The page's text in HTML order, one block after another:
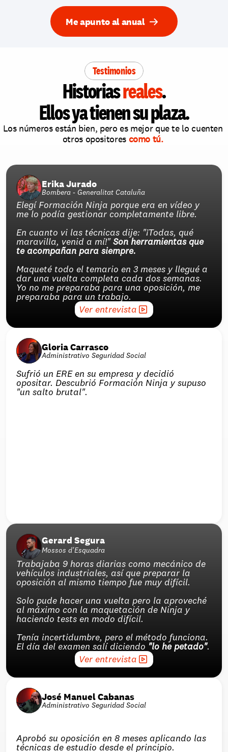
Me apunto al anual
Testimonios
Historias reales.
Ellos ya tienen su plaza.
Los números están bien, pero es mejor que te lo cuenten
otros opositores como tú.
Erika Jurado
Bombera - Generalitat Cataluña
Elegí Formación Ninja porque era en vídeo y
me lo podía gestionar completamente libre.
En cuanto vi las técnicas dije: "¡Todas, qué
maravilla, venid a mí!" Son herramientas que
te acompañan para siempre.
Maqueté todo el temario en 3 meses y llegué a
dar una vuelta completa cada dos semanas.
Yo no me preparaba para una oposición, me
preparaba para un trabajo.
Ver entrevista
Gloria Carrasco
Administrativo Seguridad Social
Sufrió un ERE en su empresa y decidió
opositar. Descubrió Formación Ninja y supuso
"un salto brutal".
Gerard Segura
Mossos d'Esquadra
Trabajaba 9 horas diarias como mecánico de
vehículos industriales, así que preparar la
oposición al mismo tiempo fue muy difícil.
Solo pude hacer una vuelta pero la aproveché
al máximo con la maquetación de Ninja y
haciendo tests en modo difícil.
Tenía incertidumbre, pero el método funciona.
El día del examen salí diciendo "lo he petado".
Ver entrevista
José Manuel Cabanas
Administrativo Seguridad Social
Aprobó su oposición en 8 meses aplicando las
técnicas de estudio desde el principio.